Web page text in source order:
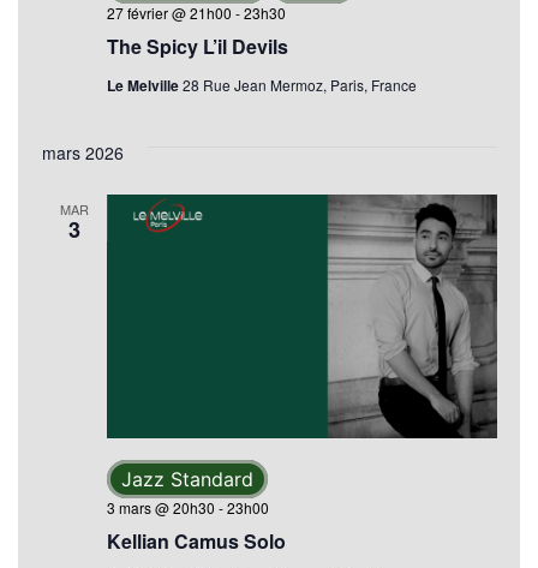
The Spicy L’il Devils
27 février @ 21h00 -23h30
Le Melville28 Rue Jean Mermoz, Paris, France
mars 2026
MAR
3
Kellian Camus Solo
3 mars @ 20h30 -23h00
Jazz Standard